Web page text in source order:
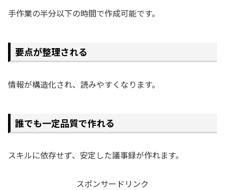
手作業の半分以下の時間で作成可能です。
要点が整理される
情報が構造化され、読みやすくなります。
誰でも一定品質で作れる
スキルに依存せず、安定した議事録が作れます。
スポンサードリンク